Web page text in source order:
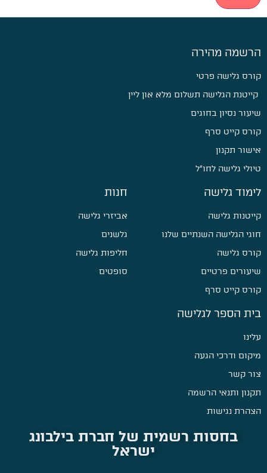
הרשמה מהירה
קורס גלישה פרטי
קייטנת הגלישה תשלום מלא און ליין
שיעור נסיון בחוגים
קורס קייט סרף
אישור תקנון
טיולי גלישה לחו״ל
לימוד גלישה
קייטנות גלישה
חוגי הגלישה השנתיים שלנו
קורס גלישה
שיעורים פרטיים
קורס קייט סרף
חנות
אביזרי גלישה
גלשנים
חליפות גלישה
סופטים
בית הספר לגלישה
עלינו
מיקום ודרכי הגעה
צור קשר
תקנון ותנאי הרשמה
הצהרת נגישות
בחסות רשמית של חברת בילבונג
ישראל